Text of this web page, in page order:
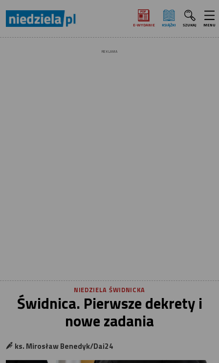
E‑WYDANIE KSIĄŻKI SZUKAJ MENU
REKLAMA
NIEDZIELA ŚWIDNICKA
Świdnica. Pierwsze dekrety i
nowe zadania
ks. Mirosław Benedyk/Dai24